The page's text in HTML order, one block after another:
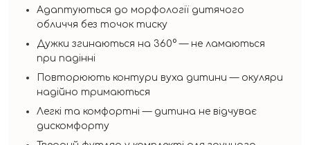
Адаптуються до морфології дитячого
обличчя без точок тиску
Дужки згинаються на 360° — не ламаються
при падінні
Повторюють контури вуха дитини — окуляри
надійно тримаються
Легкі та комфортні — дитина не відчуває
дискомфорту